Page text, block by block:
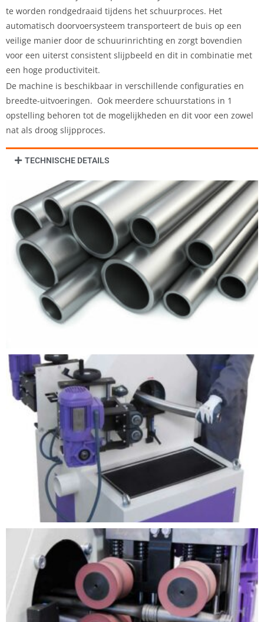
te worden rondgedraaid tijdens het schuurproces. Het
automatisch doorvoersysteem transporteert de buis op een
veilige manier door de schuurinrichting en zorgt bovendien
voor een uiterst consistent slijpbeeld en dit in combinatie met
een hoge productiviteit.
De machine is beschikbaar in verschillende configuraties en
breedte-uitvoeringen. Ook meerdere schuurstations in 1
opstelling behoren tot de mogelijkheden en dit voor een zowel
nat als droog slijpproces.
TECHNISCHE DETAILS